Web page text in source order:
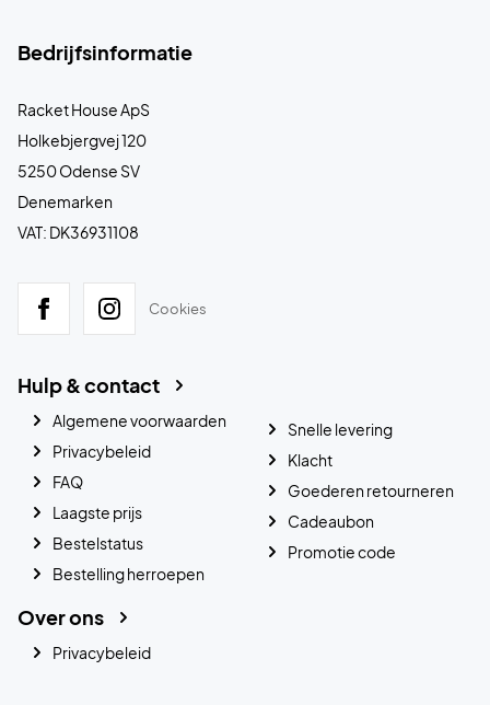
Bedrijfsinformatie
Racket House ApS
Holkebjergvej 120
5250 Odense SV
Denemarken
VAT: DK36931108
Cookies
Hulp & contact
Algemene voorwaarden
Privacybeleid
FAQ
Laagste prijs
Bestelstatus
Bestelling herroepen
Snelle levering
Klacht
Goederen retourneren
Cadeaubon
Promotie code
Over ons
Privacybeleid